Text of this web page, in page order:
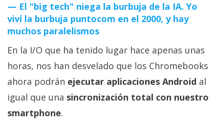
Ciberseguridad
Sistemas
operativos
Profesional
+
El "big tech" niega la burbuja de la IA. Yo
viví la burbuja puntocom en el 2000, y hay
muchos paralelismos
En la I/O que ha tenido lugar hace apenas unas
horas, nos han desvelado que los Chromebooks
ahora podrán ejecutar aplicaciones Android al
igual que una sincronización total con nuestro
smartphone.